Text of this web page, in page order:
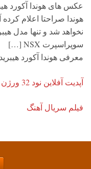
هوندا صراحتا اعلام
نخواهد شد و تنها مدل
سوپراسپرت NSX […]
معرفی هوندا آکورد هیبرید 2017 + تصاویر
آپدیت آفلاین نود 32 ورژن 8
فیلم سریال آهنگ